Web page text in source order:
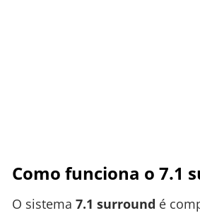
Como funciona o 7.1
O sistema 7.1 surround é